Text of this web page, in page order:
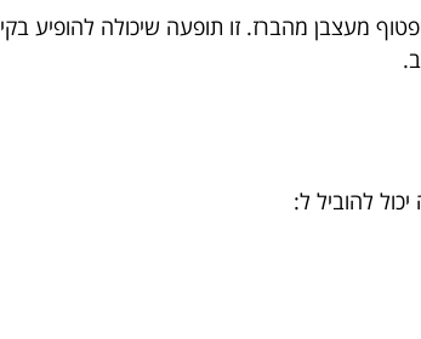
מעצבן מהברז. זו תופעה שיכולה להופיע
להוביל ל: